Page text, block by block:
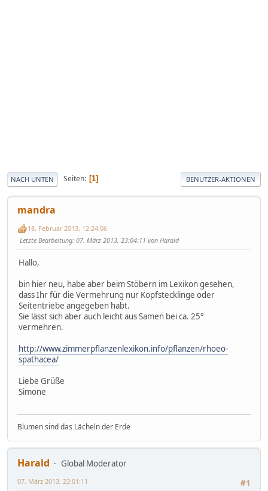
NACH UNTEN Seiten 1 BENUTZER-AKTIONEN
mandra
18. Februar 2013, 12:24:06
Letzte Bearbeitung: 07. März 2013, 23:04:11 von Harald
Hallo,
bin hier neu, habe aber beim Stöbern im Lexikon gesehen,
dass Ihr für die Vermehrung nur Kopfstecklinge oder
Seitentriebe angegeben habt.
Sie lässt sich aber auch leicht aus Samen bei ca. 25°
vermehren.
http://www.zimmerpflanzenlexikon.info/pflanzen/rhoeo-
spathacea/
Liebe Grüße
Simone
Blumen sind das Lächeln der Erde
Harald
Global Moderator
#1
07. März 2013, 23:01:11